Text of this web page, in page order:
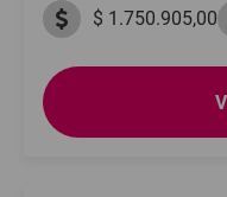
$ 1.750.905,00